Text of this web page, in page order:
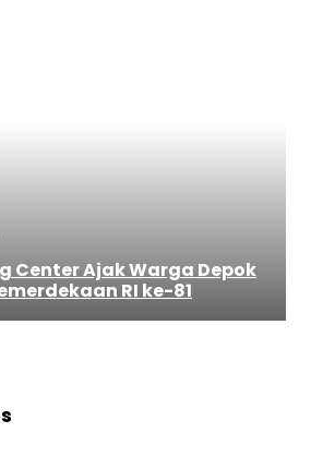
Center Ajak Warga Depok
RI ke-81